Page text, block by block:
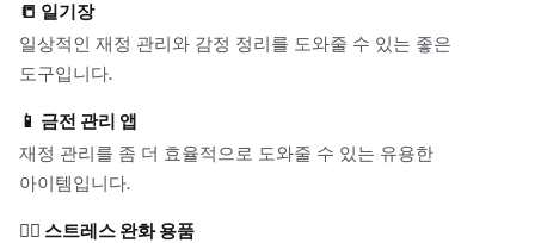
📒 일기장
일상적인 재정 관리와 감정 정리를 도와줄 수 있는 좋은
도구입니다.
📱 금전 관리 앱
재정 관리를 좀 더 효율적으로 도와줄 수 있는 유용한
아이템입니다.
🧘‍♂️ 스트레스 완화 용품